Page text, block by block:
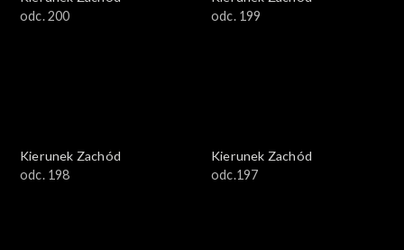
odc. 200
odc. 199
Kierunek Zachód
odc. 198
Kierunek Zachód
odc.197